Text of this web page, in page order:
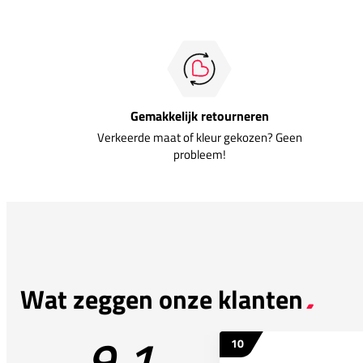
Gemakkelijk retourneren
Verkeerde maat of kleur gekozen? Geen
probleem!
Wat zeggen onze klanten
10